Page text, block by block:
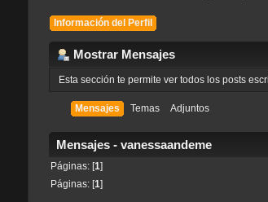
Información del Perfil
Mostrar Mensajes
Esta sección te permite ver todos los posts
Mensajes Temas Adjuntos
Mensajes - vanessaandeme
Páginas: [ 1]
Páginas: [1]